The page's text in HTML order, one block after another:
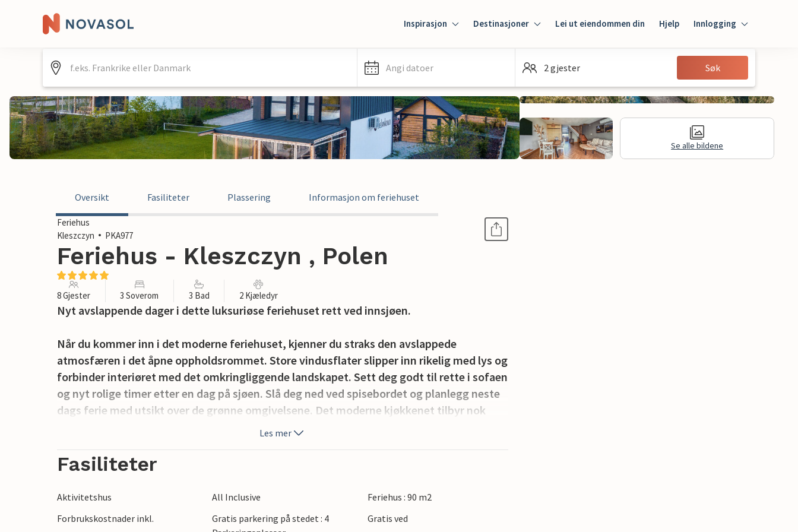
Inspirasjon Destinasjoner Lei ut eiendommen din Hjelp Innlogging
Innlogging
Gjest
Angi datoer 2 gjester Søk
Se alle bildene
Oversikt Fasiliteter Plassering Informasjon om feriehuset
Feriehus
Kleszczyn
PKA977
Feriehus - Kleszczyn , Polen
8 Gjester 3 Soverom 3 Bad 2 Kjæledyr
Nyt avslappende dager i dette luksuriøse feriehuset rett ved innsjøen.
Når du kommer inn i det moderne feriehuset, kjenner du straks den avslappede
atmosfæren i det åpne oppholdsrommet. Store vindusflater slipper inn rikelig med lys og
forbinder interiøret med det omkringliggende landskapet. Sett deg godt til rette i sofaen
og nyt rolige timer etter en dag på sjøen. Slå deg ned ved spisebordet og planlegg neste
dags ferie med utsikt over de grønne omgivelsene. Det moderne kjøkkenet tilbyr nok
arbeidsplass til å lage mat sammen. Vinduet gir direkte utsikt over landskapet, mens
lange måltider utendørs. Etterpå kan du legge deg i en av hengekøyene og la blikket
sandbanen til en runde sandvolleyball, og slapp av i boblebadet i hagen. En privat brygge
Les mer
Fasiliteter
Aktivitetshus All Inclusive
Feriehus : 90 m2
Forbrukskostnader inkl.
Gratis parkering på stedet : 4
Gratis ved